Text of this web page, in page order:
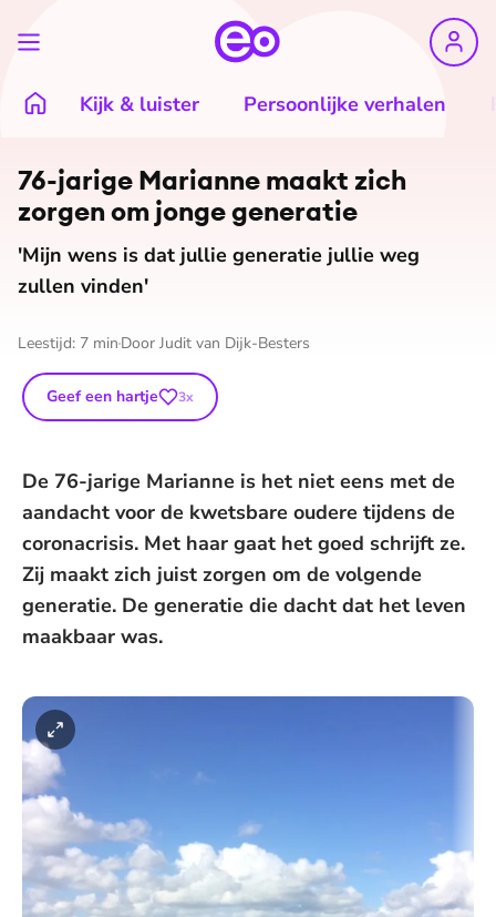
Kijk & luister Persoonlijke verhalen
76-jarige Marianne maakt zich
zorgen om jonge generatie
'Mijn wens is dat jullie generatie jullie weg
zullen vinden'
Leestijd: 7 min Door Judit van Dijk-Besters
Geef een hartje 3x
De 76-jarige Marianne is het niet eens met de
aandacht voor de kwetsbare oudere tijdens de
coronacrisis. Met haar gaat het goed schrijft ze.
Zij maakt zich juist zorgen om de volgende
generatie. De generatie die dacht dat het leven
maakbaar was.